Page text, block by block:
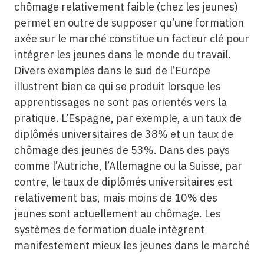
chômage relativement faible (chez les jeunes)
permet en outre de supposer qu’une formation
axée sur le marché constitue un facteur clé pour
intégrer les jeunes dans le monde du travail.
Divers exemples dans le sud de l’Europe
illustrent bien ce qui se produit lorsque les
apprentissages ne sont pas orientés vers la
pratique. L’Espagne, par exemple, a un taux de
diplômés universitaires de 38% et un taux de
chômage des jeunes de 53%. Dans des pays
comme l’Autriche, l’Allemagne ou la Suisse, par
contre, le taux de diplômés universitaires est
relativement bas, mais moins de 10% des
jeunes sont actuellement au chômage. Les
systèmes de formation duale intègrent
manifestement mieux les jeunes dans le marché